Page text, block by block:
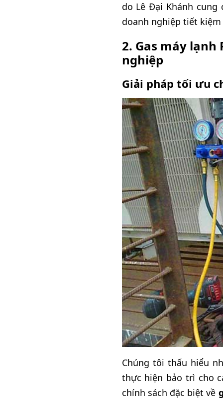
do Lê Đại Khánh
doanh nghiệp tiết
2. Gas máy lạnh
nghiệp
Giải pháp tối ưu
Chúng tôi thấu hiểu
thực hiện bảo trì cho
chính sách đặc biệt về